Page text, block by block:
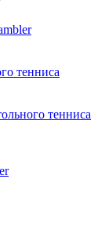
тенниса
тенниса